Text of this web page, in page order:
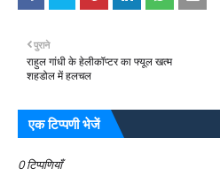
पुराने
राहुल गांधी के हेलीकॉप्टर का फ्यूल खत्म
शहडोल में हलचल
एक टिप्पणी भेजें
0 टिप्पणियाँ